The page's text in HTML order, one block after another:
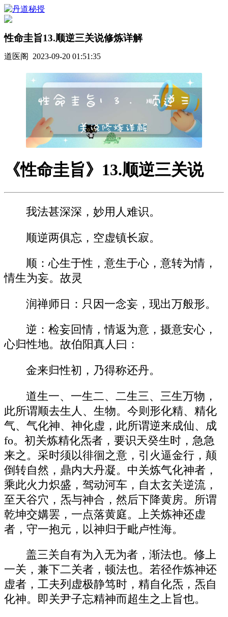
性命圭旨13.顺逆三关说修炼详解
道医阁 2023-09-20 01:51:35
《性命圭旨》13.顺逆三关说
我法甚深深，妙用人难识。
顺逆两俱忘，空虚镇长寂。
顺：心生于性，意生于心，意转为情，
情生为妄。故灵
润禅师日：只因一念妄，现出万般形。
逆：检妄回情，情返为意，摄意安心，
心归性地。故伯阳真人曰：
金来归性初，乃得称还丹。
道生一、一生二、二生三、三生万物，
此所谓顺去生人、生物。今则形化精、精化
气、气化神、神化虚，此所谓逆来成仙、成
fo。初关炼精化炁者，要识天癸生时，急急
来之。采时须以徘徊之意，引火逼金行，颠
倒转自然，鼎内大丹凝。中关炼气化神者，
乘此火力炽盛，驾动河车，自太玄关逆流，
至天谷穴，炁与神合，然后下降黄房。所谓
乾坤交媾罢，一点落黄庭。上关炼神还虚
者，守一抱元，以神归于毗卢性海。
盖三关自有为入无为者，渐法也。修上
一关，兼下二关者，顿法也。若径作炼神还
虚者，工夫列虚极静笃时，精自化炁，炁自
化神。即关尹子忘精神而超生之上旨也。